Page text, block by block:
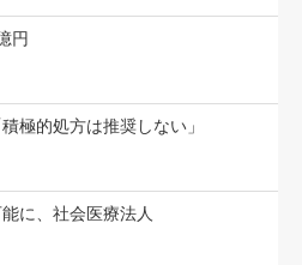
円
極的処方は推奨しない」
に、社会医療法人